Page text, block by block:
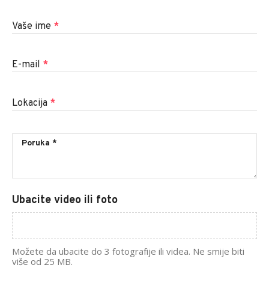
Vaše ime *
E-mail *
Lokacija *
Ubacite video ili foto
Možete da ubacite do 3 fotografije ili videa. Ne smije biti
više od 25 MB.